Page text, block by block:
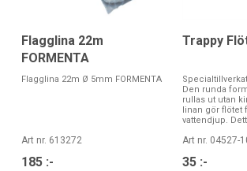
Flagglina 22m
FORMENTA
Flagglina 22m Ø 5mm FORMENTA
Art nr. 613272
185 :-
Trappy
Den runda
rullas ut utan
linan gör flötet
vattendjup.
Art nr. 04527-
35 :-